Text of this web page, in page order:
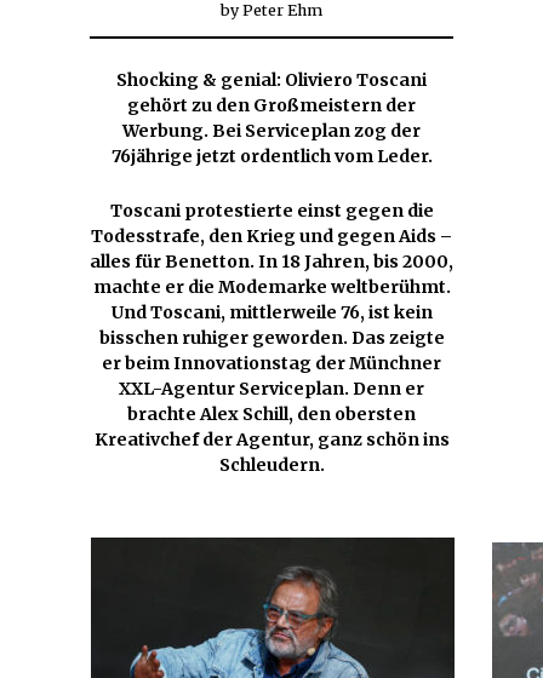
29,
2018
byPeter Ehm
Shocking & genial: Oliviero Toscani
gehört zu den Großmeistern der
Werbung. Bei Serviceplan zog der
76jährige jetzt ordentlich vom Leder.
Toscani protestierte einst gegen die
Todesstrafe, den Krieg und gegen Aids –
alles für Benetton. In 18 Jahren, bis 2000,
machte er die Modemarke weltberühmt.
Und Toscani, mittlerweile 76, ist kein
bisschen ruhiger geworden. Das zeigte
er beim Innovationstag der Münchner
XXL-Agentur Serviceplan. Denn er
brachte Alex Schill, den obersten
Kreativchef der Agentur, ganz schön ins
Schleudern.